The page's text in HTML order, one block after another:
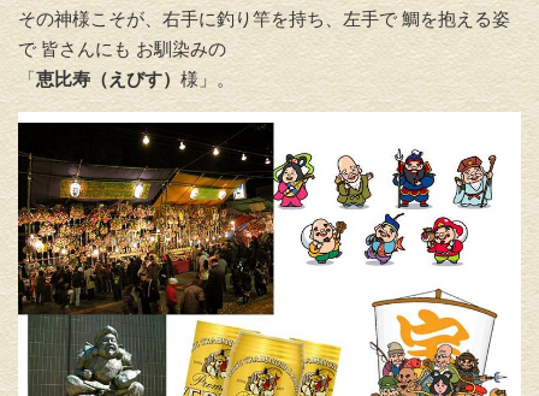
その神様こそが、右手に釣り竿を持ち、 左手で 鯛を抱える姿
で 皆さんにも お馴染みの
「恵比寿（えびす） 様」。